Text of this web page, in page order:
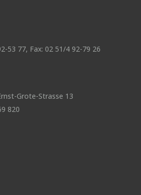
53 77, Fax: 02 51/4 92-79 26
Grote-Strasse 13
820